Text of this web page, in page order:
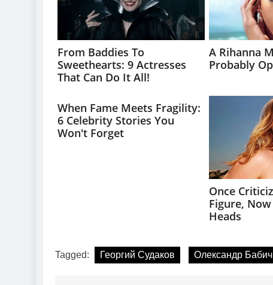
Tagged: Георгий Судаков Олександр Бабич